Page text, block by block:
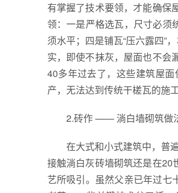
有掌握了技术要领，才能确保
领：一是严格选瓦，尺寸必须
须水平；四是铺瓦“压六露四”
实，即使不抹灰，屋面也不会
40多年过去了，这些建筑屋
产，无法达到传统干槎瓦的施
2.砖作 —— 淌白墙砌筑做
在大式和小式建筑中，普
接触淌白灰砖墙砌筑还是在20
艺所吸引。虽然父亲已年过七